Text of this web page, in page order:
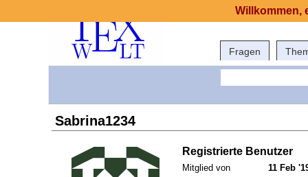
Fragen
Sabrina1234
Registrierte Benutzer
Mitglied von
11 Feb
Willkommen,